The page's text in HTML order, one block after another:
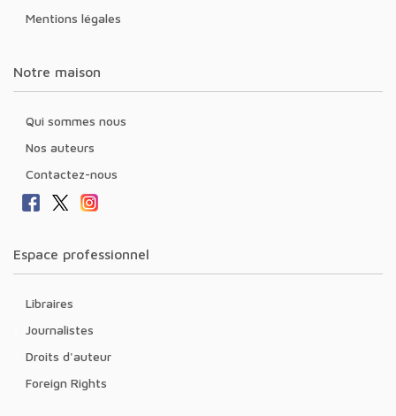
Mentions légales
Notre maison
Qui sommes nous
Nos auteurs
Contactez-nous
Espace professionnel
Libraires
Journalistes
Droits d'auteur
Foreign Rights